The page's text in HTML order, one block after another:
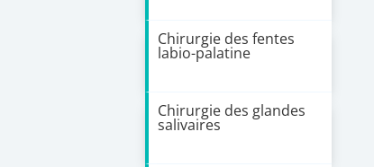
Chirurgie des fentes
labio-palatine
Chirurgie des glandes
salivaires